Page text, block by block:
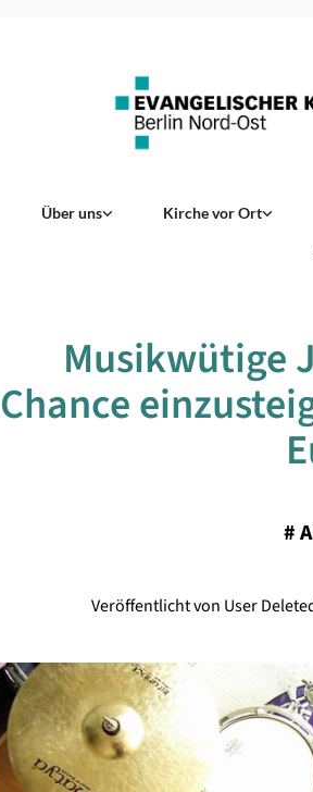
Über uns Kirche vor Ort
Musikwütige
Chance
#
Veröffentlicht von User